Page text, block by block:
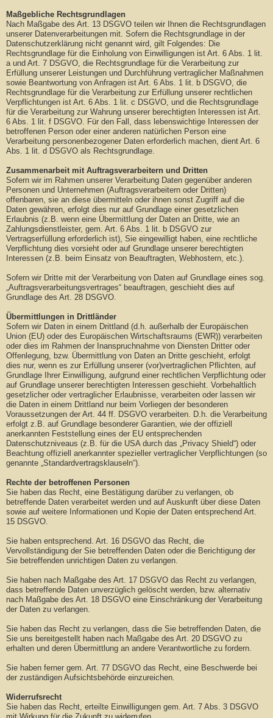
Maßgebliche Rechtsgrundlagen
Nach Maßgabe des Art. 13 DSGVO teilen wir Ihnen die Rechtsgrundlagen
unserer Datenverarbeitungen mit. Sofern die Rechtsgrundlage in der
Datenschutzerklärung nicht genannt wird, gilt Folgendes: Die
Rechtsgrundlage für die Einholung von Einwilligungen ist Art. 6 Abs. 1 lit.
a und Art. 7 DSGVO, die Rechtsgrundlage für die Verarbeitung zur
Erfüllung unserer Leistungen und Durchführung vertraglicher Maßnahmen
sowie Beantwortung von Anfragen ist Art. 6 Abs. 1 lit. b DSGVO, die
Rechtsgrundlage für die Verarbeitung zur Erfüllung unserer rechtlichen
Verpflichtungen ist Art. 6 Abs. 1 lit. c DSGVO, und die Rechtsgrundlage
für die Verarbeitung zur Wahrung unserer berechtigten Interessen ist Art.
6 Abs. 1 lit. f DSGVO. Für den Fall, dass lebenswichtige Interessen der
betroffenen Person oder einer anderen natürlichen Person eine
Verarbeitung personenbezogener Daten erforderlich machen, dient Art. 6
Abs. 1 lit. d DSGVO als Rechtsgrundlage.
Zusammenarbeit mit Auftragsverarbeitern und Dritten
Sofern wir im Rahmen unserer Verarbeitung Daten gegenüber anderen
Personen und Unternehmen (Auftragsverarbeitern oder Dritten)
offenbaren, sie an diese übermitteln oder ihnen sonst Zugriff auf die
Daten gewähren, erfolgt dies nur auf Grundlage einer gesetzlichen
Erlaubnis (z.B. wenn eine Übermittlung der Daten an Dritte, wie an
Zahlungsdienstleister, gem. Art. 6 Abs. 1 lit. b DSGVO zur
Vertragserfüllung erforderlich ist), Sie eingewilligt haben, eine rechtliche
Verpflichtung dies vorsieht oder auf Grundlage unserer berechtigten
Interessen (z.B. beim Einsatz von Beauftragten, Webhostern, etc.).
Sofern wir Dritte mit der Verarbeitung von Daten auf Grundlage eines sog.
„Auftragsverarbeitungsvertrages“ beauftragen, geschieht dies auf
Grundlage des Art. 28 DSGVO.
Übermittlungen in Drittländer
Sofern wir Daten in einem Drittland (d.h. außerhalb der Europäischen
Union (EU) oder des Europäischen Wirtschaftsraums (EWR)) verarbeiten
oder dies im Rahmen der Inanspruchnahme von Diensten Dritter oder
Offenlegung, bzw. Übermittlung von Daten an Dritte geschieht, erfolgt
dies nur, wenn es zur Erfüllung unserer (vor)vertraglichen Pflichten, auf
Grundlage Ihrer Einwilligung, aufgrund einer rechtlichen Verpflichtung oder
auf Grundlage unserer berechtigten Interessen geschieht. Vorbehaltlich
gesetzlicher oder vertraglicher Erlaubnisse, verarbeiten oder lassen wir
die Daten in einem Drittland nur beim Vorliegen der besonderen
Voraussetzungen der Art. 44 ff. DSGVO verarbeiten. D.h. die Verarbeitung
erfolgt z.B. auf Grundlage besonderer Garantien, wie der offiziell
anerkannten Feststellung eines der EU entsprechenden
Datenschutzniveaus (z.B. für die USA durch das „Privacy Shield“) oder
Beachtung offiziell anerkannter spezieller vertraglicher Verpflichtungen (so
genannte „Standardvertragsklauseln“).
Rechte der betroffenen Personen
Sie haben das Recht, eine Bestätigung darüber zu verlangen, ob
betreffende Daten verarbeitet werden und auf Auskunft über diese Daten
sowie auf weitere Informationen und Kopie der Daten entsprechend Art.
15 DSGVO.
Sie haben entsprechend. Art. 16 DSGVO das Recht, die
Vervollständigung der Sie betreffenden Daten oder die Berichtigung der
Sie betreffenden unrichtigen Daten zu verlangen.
Sie haben nach Maßgabe des Art. 17 DSGVO das Recht zu verlangen,
dass betreffende Daten unverzüglich gelöscht werden, bzw. alternativ
nach Maßgabe des Art. 18 DSGVO eine Einschränkung der Verarbeitung
der Daten zu verlangen.
Sie haben das Recht zu verlangen, dass die Sie betreffenden Daten, die
Sie uns bereitgestellt haben nach Maßgabe des Art. 20 DSGVO zu
erhalten und deren Übermittlung an andere Verantwortliche zu fordern.
Sie haben ferner gem. Art. 77 DSGVO das Recht, eine Beschwerde bei
der zuständigen Aufsichtsbehörde einzureichen.
Widerrufsrecht
Sie haben das Recht, erteilte Einwilligungen gem. Art. 7 Abs. 3 DSGVO